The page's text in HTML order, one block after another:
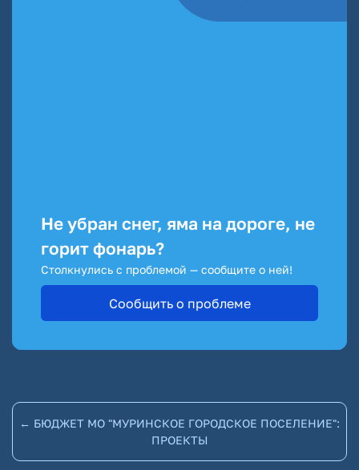
Не убран снег, яма на дороге, не
горит фонарь?
Столкнулись с проблемой — сообщите о ней!
Сообщить о проблеме
← БЮДЖЕТ МО "МУРИНСКОЕ ГОРОДСКОЕ ПОСЕЛЕНИЕ":
ПРОЕКТЫ